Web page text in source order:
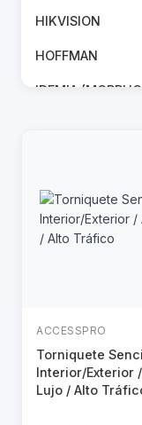
HIKVISION
HOFFMAN
IDEMIA
PANDUIT
RUIJIE
Sure-Fi
SYSCOM
TP-LINK
ACCESSPRO
Torniquete
Interior/Exterior / Acero Inoxidable /Acabado de
Lujo / Alto